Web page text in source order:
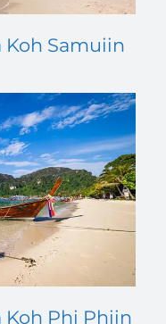
Samuiin
Phi Phiin